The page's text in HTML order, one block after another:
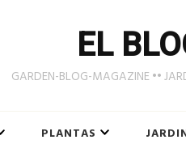
EL
GARDEN-BLOG-MAGAZINE ••
PLANTAS